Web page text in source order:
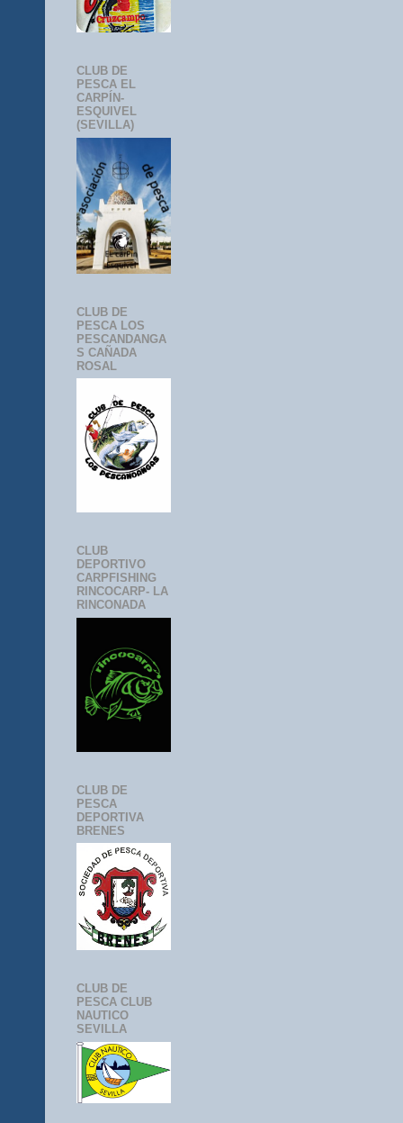
CLUB DE
PESCA EL
CARPÍN-
ESQUIVEL
(SEVILLA)
CLUB DE
PESCA LOS
PESCANDANGA
S CAÑADA
ROSAL
CLUB
DEPORTIVO
CARPFISHING
RINCOCARP- LA
RINCONADA
CLUB DE
PESCA
DEPORTIVA
BRENES
CLUB DE
PESCA CLUB
NAUTICO
SEVILLA